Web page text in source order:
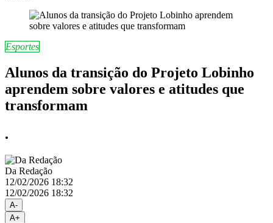
Esportes
Alunos da transição do Projeto Lobinho
aprendem sobre valores e atitudes que
transformam
.
Da Redação
12/02/2026 18:32
12/02/2026 18:32
A-
A+